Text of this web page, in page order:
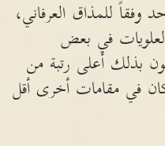
وفقاً للمذاق العرفاني،
في بعض
بذلك أعلى رتبة من
في مقامات أخرى أقل